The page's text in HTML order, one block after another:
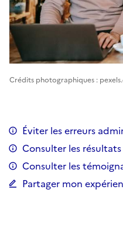
Crédits photographiques :
Éviter les erreurs
Consulter les
Consulter les
Partager mon